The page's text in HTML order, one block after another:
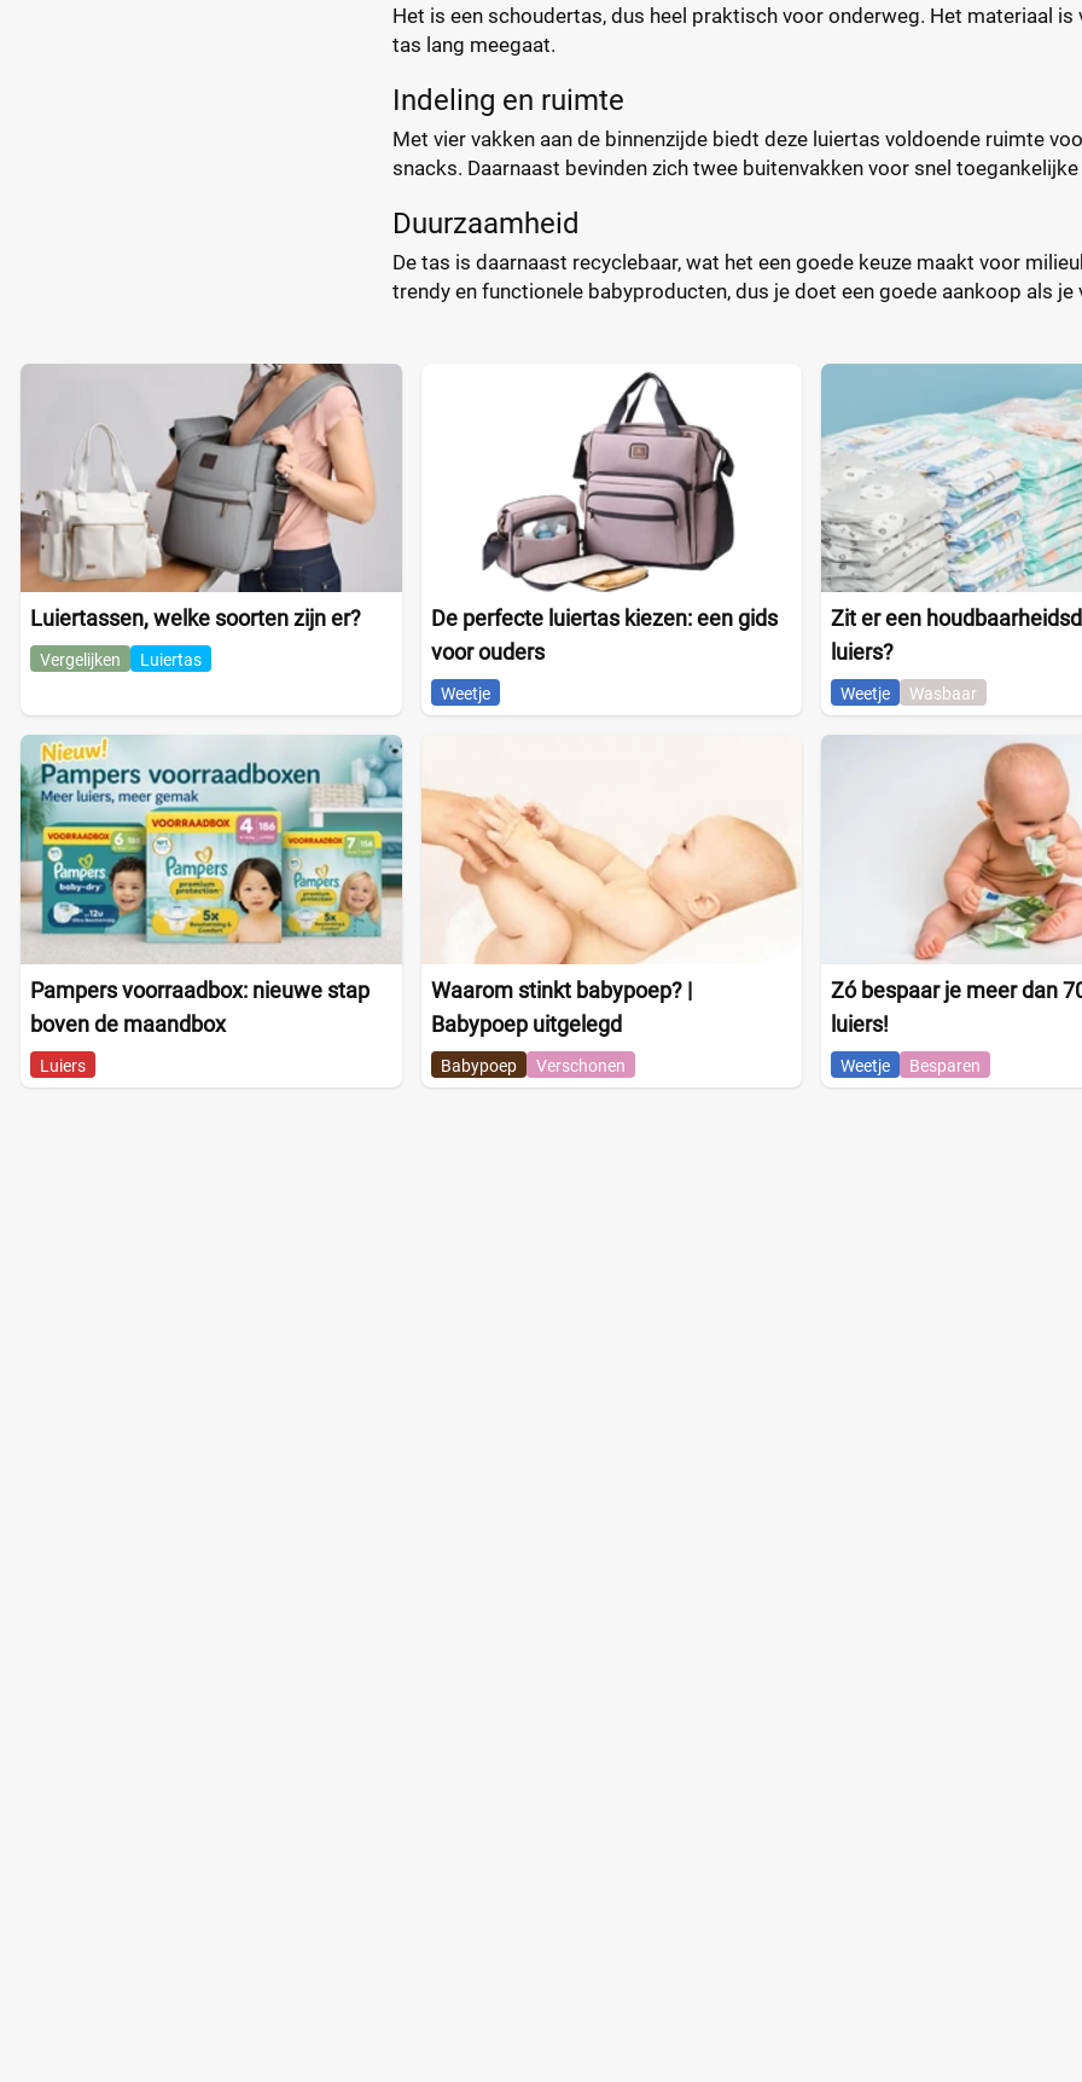
Het is een schoudertas, dus heel praktisch voor onderweg. Het materiaal
tas lang meegaat.
Indeling en ruimte
Met vier vakken aan de binnenzijde biedt deze luiertas voldoende ruimte
snacks. Daarnaast bevinden zich twee buitenvakken voor snel
Duurzaamheid
De tas is daarnaast recyclebaar, wat het een goede keuze maakt voor
trendy en functionele babyproducten, dus je doet een goede aankoop als
Luiertassen, welke soorten zijn er?
Vergelijken Luiertas
De perfecte luiertas kiezen: een gids
voor ouders
Weetje
Zit er een
luiers?
Weetje Wasbaar
Pampers voorraadbox: nieuwe stap
boven de maandbox
Luiers
Waarom stinkt babypoep? |
Babypoep uitgelegd
Babypoep Verschonen
Zó bespaar je meer dan
luiers!
Weetje Besparen